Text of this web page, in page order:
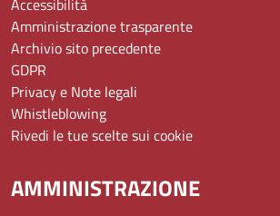
Accessibilità
Amministrazione trasparente
Archivio sito precedente
GDPR
Privacy e Note legali
Whistleblowing
Rivedi le tue scelte sui cookie
AMMINISTRAZIONE